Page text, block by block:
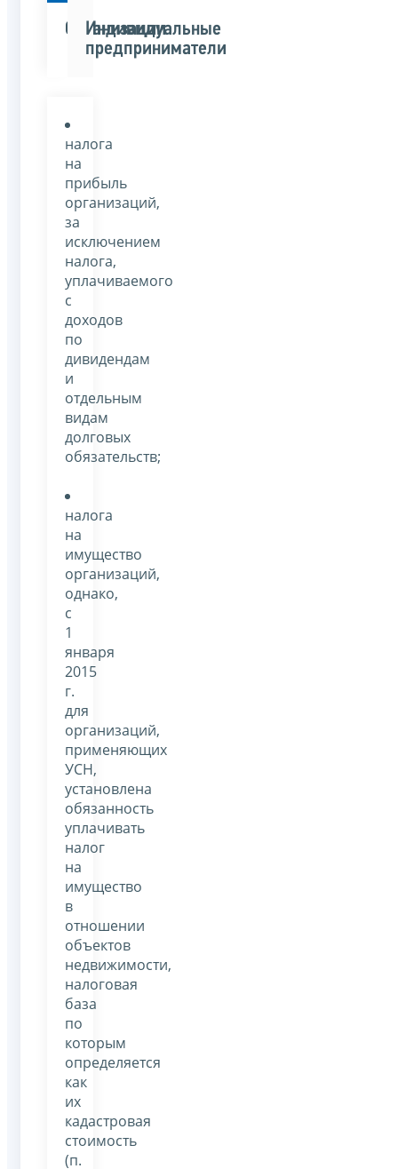
Организации
Индивидуальные
предприниматели
налога
на
прибыль
организаций,
за
исключением
налога,
уплачиваемого
с
доходов
по
дивидендам
и
отдельным
видам
долговых
обязательств;
налога
на
имущество
организаций,
однако,
с
1
января
2015
г.
для
организаций,
применяющих
УСН,
установлена
обязанность
уплачивать
налог
на
имущество
в
отношении
объектов
недвижимости,
налоговая
база
по
которым
определяется
как
их
кадастровая
стоимость
(п.